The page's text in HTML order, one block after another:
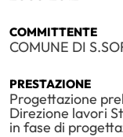
COMMITTENTE
COMUNE DI
PRESTAZIONE
Progettazione
Direzione lavori
in fase di